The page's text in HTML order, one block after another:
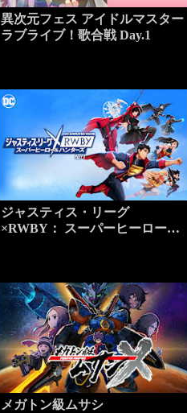
異次元フェス アイドルマスター
ラブライブ！歌合戦 Day.1
ジャスティス・リーグ
×RWBY： スーパーヒーロー＆
メガトン級ムサシ